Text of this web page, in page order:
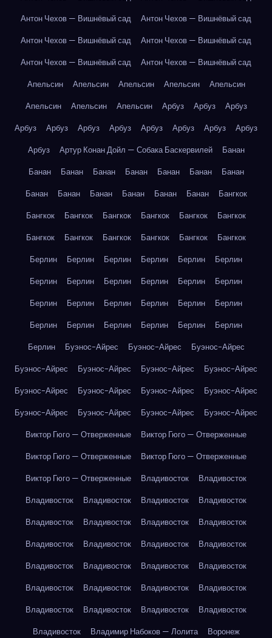
Антон Чехов — Вишнёвый сад
Антон Чехов — Вишнёвый сад
Антон Чехов — Вишнёвый сад
Антон Чехов — Вишнёвый сад
Антон Чехов — Вишнёвый сад
Антон Чехов — Вишнёвый сад
Апельсин
Апельсин Апельсин Апельсин
Апельсин
Апельсин
Апельсин Апельсин Арбуз Арбуз
Арбуз
Арбуз
Арбуз Арбуз Арбуз Арбуз Арбуз Арбуз
Арбуз
Арбуз
Артур Конан Дойл — Собака Баскервилей
Банан
Банан
Банан Банан Банан Банан Банан
Банан
Банан
Банан Банан Банан Банан Банан
Бангкок
Бангкок
Бангкок Бангкок Бангкок Бангкок
Бангкок
Бангкок
Бангкок Бангкок Бангкок Бангкок
Бангкок
Берлин
Берлин Берлин Берлин Берлин
Берлин
Берлин
Берлин Берлин Берлин Берлин
Берлин
Берлин
Берлин Берлин Берлин Берлин
Берлин
Берлин
Берлин Берлин Берлин Берлин
Берлин
Берлин
Буэнос-Айрес Буэнос-Айрес
Буэнос-Айрес
Буэнос-Айрес
Буэнос-Айрес Буэнос-Айрес
Буэнос-Айрес
Буэнос-Айрес
Буэнос-Айрес Буэнос-Айрес
Буэнос-Айрес
Буэнос-Айрес
Буэнос-Айрес Буэнос-Айрес
Буэнос-Айрес
Виктор Гюго — Отверженные
Виктор Гюго — Отверженные
Виктор Гюго — Отверженные
Виктор Гюго — Отверженные
Виктор Гюго — Отверженные
Владивосток
Владивосток
Владивосток
Владивосток Владивосток
Владивосток
Владивосток
Владивосток Владивосток
Владивосток
Владивосток
Владивосток Владивосток
Владивосток
Владивосток
Владивосток Владивосток
Владивосток
Владивосток
Владивосток Владивосток
Владивосток
Владивосток
Владивосток Владивосток
Владивосток
Владивосток
Владимир Набоков — Лолита
Воронеж